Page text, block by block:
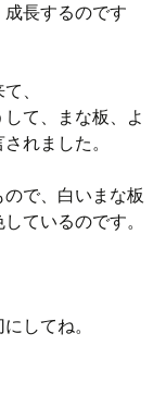
成長するのです
、
て、まな板、よ
れました。
で、白いまな板
ているのです。
してね。